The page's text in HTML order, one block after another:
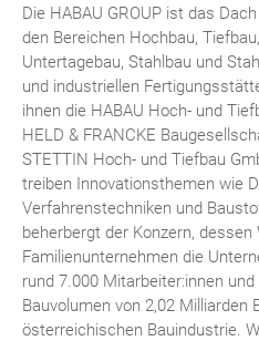
Die HABAU GROUP ist das
den Bereichen Hochbau,
Untertagebau, Stahlbau und
und industriellen
ihnen die HABAU Hoch- und
HELD & FRANCKE
STETTIN Hoch- und Tiefbau
treiben Innovationsthemen wie
Verfahrenstechniken und
beherbergt der Konzern, dessen
Familienunternehmen die
rund 7.000 Mitarbeiter:innen
Bauvolumen von 2,02 Milliarden
österreichischen Bauindustrie.